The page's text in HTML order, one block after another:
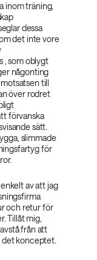
inom träning,
dessa
det inte vore
, som oblygt
någonting
till
över rodret
förvanska
sätt.
slimmade
för
av att jag
och retur för
Tillåt mig,
från att
konceptet.